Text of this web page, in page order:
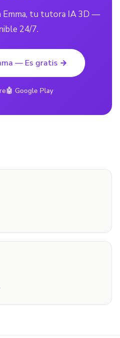
Emma, tu tutora IA 3D —
24/7.
— Es gratis →
🤖 Google Play